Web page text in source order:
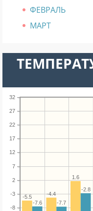
ФЕВРАЛЬ
МАРТ
-8
-3
2
7
12
17
22
27
32
1.6
-4.4
-5.5
-2.8
-7.7
-7.6